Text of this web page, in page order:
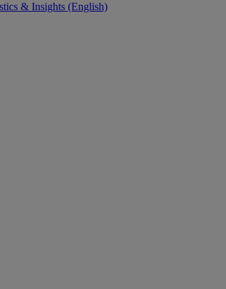
& Insights (English)